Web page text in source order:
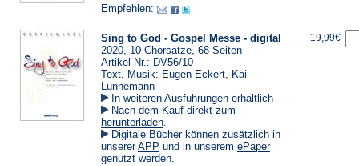
Empfehlen:
Sing to God - Gospel Messe - digital
2020, 10 Chorsätze, 68 Seiten
Artikel-Nr.: DV56/10
Text, Musik: Eugen Eckert, Kai
Lünnemann
In weiteren Ausführungen erhältlich
Nach dem Kauf direkt zum
herunterladen(Öffnet
in
einem
neuen
.
Digitale Bücher können zusätzlich in
unsererAPP (Öffnet
in
und in unserem ePaper(Öffnet
genutzt werden.
19,99€